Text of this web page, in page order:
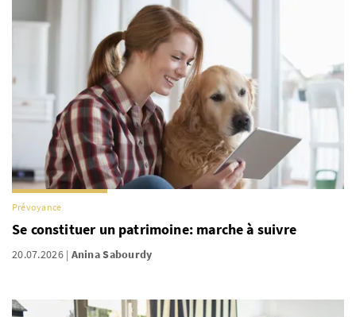
Prévoyance
Se constituer un patrimoine: marche à suivre
20.07.2026 Anina Sabourdy